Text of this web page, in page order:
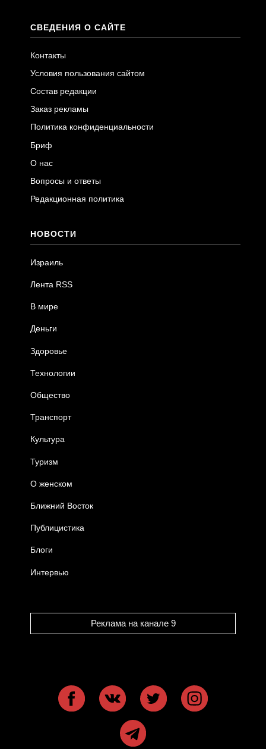
СВЕДЕНИЯ О САЙТЕ
Контакты
Условия пользования сайтом
Состав редакции
Заказ рекламы
Политика конфиденциальности
Бриф
О нас
Вопросы и ответы
Редакционная политика
НОВОСТИ
Израиль
Лента RSS
В мире
Деньги
Здоровье
Технологии
Общество
Транспорт
Культура
Туризм
О женском
Ближний Восток
Публицистика
Блоги
Интервью
Реклама на канале 9